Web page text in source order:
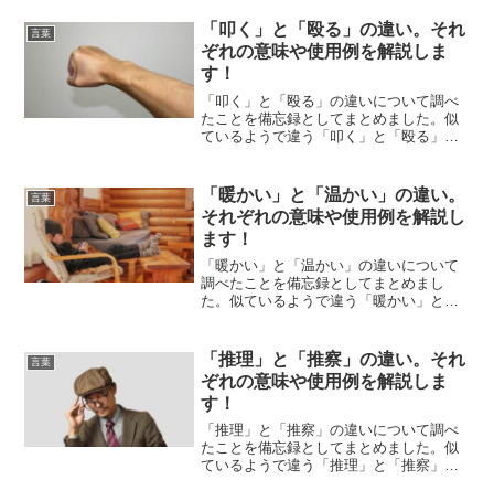
言葉
「叩く」と「殴る」の違い。それ
ぞれの意味や使用例を解説しま
す！
「叩く」と「殴る」の違いについて調べ
たことを備忘録としてまとめました。似
ているようで違う「叩く」と「殴る」の
言葉
「暖かい」と「温かい」の違い。
それぞれの意味や使用例を解説し
ます！
「暖かい」と「温かい」の違いについて
調べたことを備忘録としてまとめまし
た。似ているようで違う「暖かい」と
言葉
「推理」と「推察」の違い。それ
ぞれの意味や使用例を解説しま
す！
「推理」と「推察」の違いについて調べ
たことを備忘録としてまとめました。似
ているようで違う「推理」と「推察」の